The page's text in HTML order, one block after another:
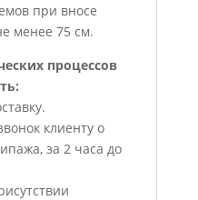
при вносе
менее 75 см.
процессов
клиенту о
за 2 часа до